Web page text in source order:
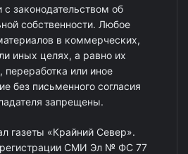
с законодательством об
собственности. Любое
в коммерческих,
иных целях, а равно их
переработка или иное
без письменного согласия
запрещены.
газеты «Крайний Север».
регистрации СМИ Эл № ФС 77